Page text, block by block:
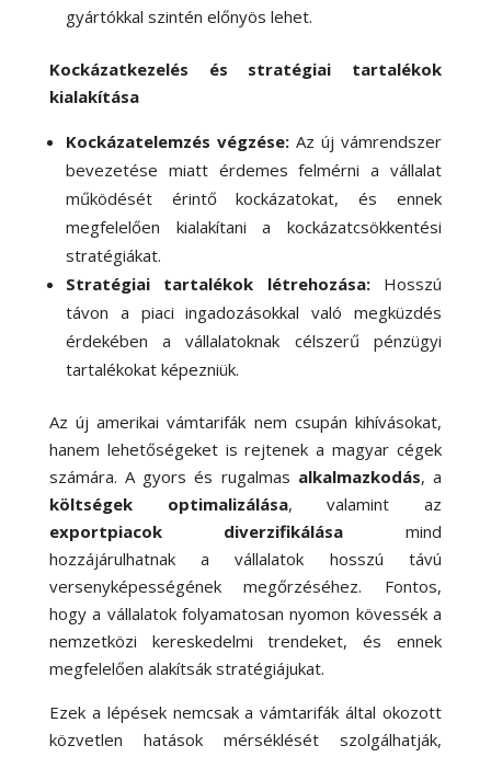
gyártókkal szintén előnyös lehet.
Kockázatkezelés és stratégiai tartalékok
kialakítása
Kockázatelemzés végzése:Az új vámrendszer
bevezetése miatt érdemes felmérni a vállalat
működését érintő kockázatokat, és ennek
megfelelően kialakítani a kockázatcsökkentési
stratégiákat.
Stratégiai tartalékok létrehozása:Hosszú
távon a piaci ingadozásokkal való megküzdés
érdekében a vállalatoknak célszerű pénzügyi
tartalékokat képezniük.
Az új amerikai vámtarifák nem csupán kihívásokat,
hanem lehetőségeket is rejtenek a magyar cégek
számára. A gyors és rugalmas alkalmazkodás, a
költségek optimalizálása, valamint az
exportpiacok diverzifikálása mind
hozzájárulhatnak a vállalatok hosszú távú
versenyképességének megőrzéséhez. Fontos,
hogy a vállalatok folyamatosan nyomon kövessék a
nemzetközi kereskedelmi trendeket, és ennek
megfelelően alakítsák stratégiájukat.
Ezek a lépések nemcsak a vámtarifák által okozott
közvetlen hatások mérséklését szolgálhatják,